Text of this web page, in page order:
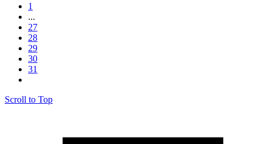
1
...
27
28
29
30
31
Scroll to Top